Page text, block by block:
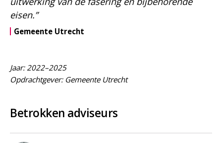
eisen.”
Gemeente Utrecht
Jaar: 2022–2025
Opdrachtgever: Gemeente Utrecht
Betrokken adviseurs